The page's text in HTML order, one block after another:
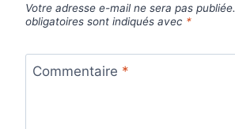
Votre adresse e-mail ne sera pas publiée.
obligatoires sont indiqués avec *
Commentaire *